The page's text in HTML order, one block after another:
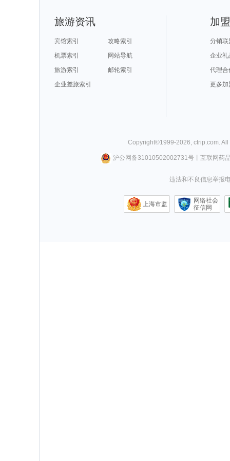
旅游资讯
宾馆索引
攻略索引
机票索引
网站导航
旅游索引
邮轮索引
企业差旅索引
加
分销联
企业礼
代理合
更多加
Copyright©1999-2026 ctrip.com .
沪公网备31010502002731号丨 互联网药
违法和不良信息举报
上海市监
网络社会
征信网